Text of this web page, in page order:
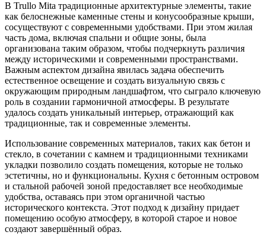
В Trullo Mita традиционные архитектурные элементы, такие
как белоснежные каменные стены и конусообразные крыши,
сосуществуют с современными удобствами. При этом жилая
часть дома, включая спальни и общие зоны, была
организована таким образом, чтобы подчеркнуть различия
между историческими и современными пространствами.
Важным аспектом дизайна явилась задача обеспечить
естественное освещение и создать визуальную связь с
окружающим природным ландшафтом, что сыграло ключевую
роль в создании гармоничной атмосферы. В результате
удалось создать уникальный интерьер, отражающий как
традиционные, так и современные элементы.
Использование современных материалов, таких как бетон и
стекло, в сочетании с камнем и традиционными техниками
укладки позволило создать помещения, которые не только
эстетичны, но и функциональны. Кухня с бетонным островом
и стальной рабочей зоной предоставляет все необходимые
удобства, оставаясь при этом органичной частью
исторического контекста. Этот подход к дизайну придает
помещению особую атмосферу, в которой старое и новое
создают завершённый образ.